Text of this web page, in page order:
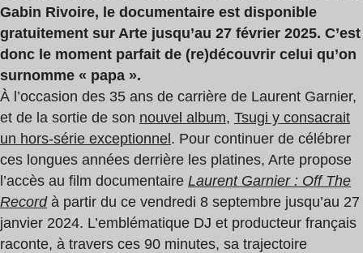
Gabin Rivoire, le documentaire est disponible
gratuitement sur Arte jusqu’au 27 février 2025. C’est
donc le moment parfait de (re)découvrir celui qu’on
surnomme « papa ».
À l’occasion des 35 ans de carrière de Laurent Garnier,
et de la sortie de son nouvel album, Tsugi y consacrait
un hors-série exceptionnel . Pour continuer de célébrer
ces longues années derrière les platines, Arte propose
l’accès au film documentaire Laurent Garnier : Off The
Recordà partir du ce vendredi 8 septembre jusqu’au 27
janvier 2024. L’emblématique DJ et producteur français
raconte, à travers ces 90 minutes, sa trajectoire